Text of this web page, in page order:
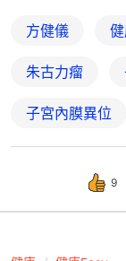
方健儀
朱古力瘤
子宮內膜異位
9